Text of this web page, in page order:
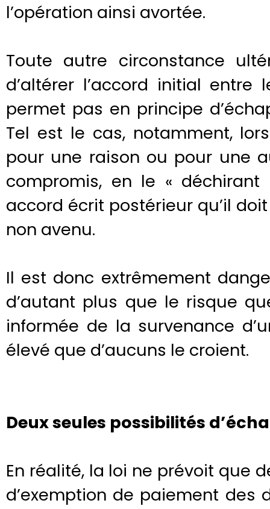
l’opération ainsi avortée.
Toute autre circonstance
d’altérer l’accord initial entre
permet pas en principe
Tel est le cas, notamment,
pour une raison ou pour une
compromis, en le «
accord écrit postérieur qu’il
non avenu.
Il est donc extrêmement
d’autant plus que le risque
informée de la survenance
élevé que d’aucuns le croient.
Deux seules possibilités
En réalité, la loi ne prévoit que
d’exemption de paiement